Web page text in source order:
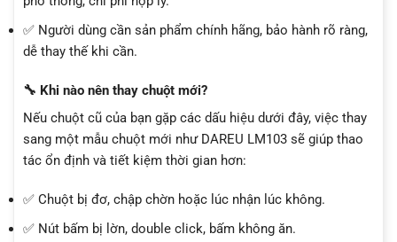
✅ Người dùng cần sản phẩm chính hãng, bảo hành rõ ràng,
dễ thay thế khi cần.
🔧 Khi nào nên thay chuột mới?
Nếu chuột cũ của bạn gặp các dấu hiệu dưới đây, việc thay
sang một mẫu chuột mới như DAREU LM103 sẽ giúp thao
tác ổn định và tiết kiệm thời gian hơn:
✅ Chuột bị đơ, chập chờn hoặc lúc nhận lúc không.
✅ Nút bấm bị lờn, double click, bấm không ăn.